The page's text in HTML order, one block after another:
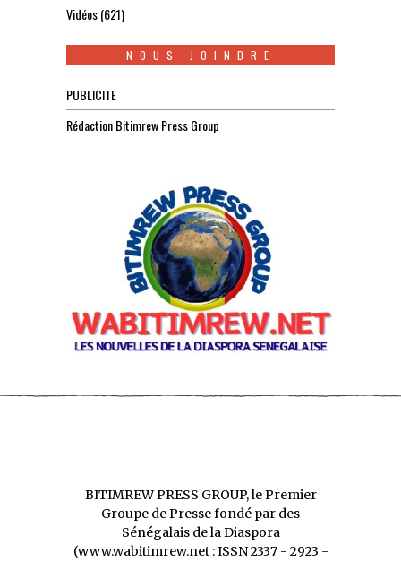
Vidéos(621)
NOUS JOINDRE
PUBLICITE
Rédaction Bitimrew Press Group
BITIMREW PRESS GROUP, le Premier
Groupe de Presse fondé par des
Sénégalais de la Diaspora
(www.wabitimrew.net : ISSN 2337 - 2923 -